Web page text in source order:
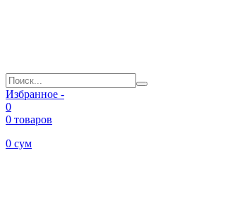
Избранное -
0
0 товаров
0 сум